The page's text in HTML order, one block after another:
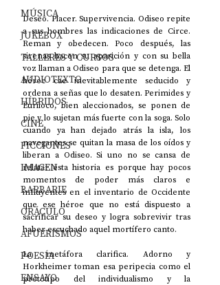
MÚSICA
JUKEBOX
TALLERES Y CURSOS
AUDIOTEXTO
HÍBRIDOS
CINE
FICCIONES
IMAGEN
BARBARIE
ORÁCULO
AFUERISMOS
POESÍA
ENSAYO
Deseo. Placer. Supervivencia. Odiseo repite
a sus hombres las indicaciones de Circe.
Reman y obedecen. Poco después, las
sirenas hacen su aparición y con su bella
voz llaman a Odiseo para que se detenga. El
héroe cae inevitablemente seducido y
ordena a señas que lo desaten. Perimides y
Euríloco, bien aleccionados, se ponen de
pie y lo sujetan más fuerte con la soga. Solo
cuando ya han dejado atrás la isla, los
navegantes se quitan la masa de los oídos y
liberan a Odiseo. Si uno no se cansa de
relatar esta historia es porque hay pocos
momentos de poder más claros e
influyentes en el inventario de Occidente
que ese héroe que no está dispuesto a
sacrificar su deseo y logra sobrevivir tras
haber escuchado aquel mortífero canto.
La metáfora clarifica. Adorno y
Horkheimer toman esa peripecia como el
prototipo del individualismo y la